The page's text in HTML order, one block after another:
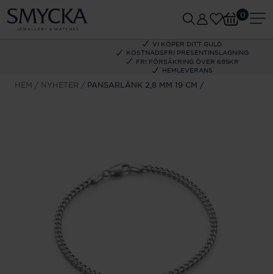
VI KÖPER DITT GULD
KOSTNADSFRI PRESENTINSLAGNING
FRI FÖRSÄKRING ÖVER 695KR
HEMLEVERANS
0
HEM NYHETER PANSARLÄNK 2,8 MM 19 CM